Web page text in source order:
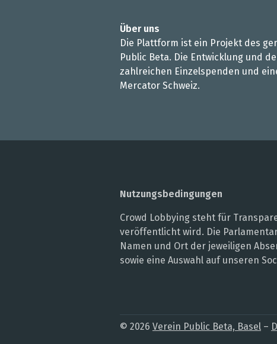
Über uns
Die Plattform ist ein Projekt des
Public Beta. Die Entwicklung und
zahlreichen Einzelspenden und
Mercator Schweiz.
Nutzungsbedingungen
Crowd Lobbying steht für
veröffentlicht wird. Die
Namen und Ort der jeweiligen
sowie eine Auswahl auf unseren
© 2026 Verein Public Beta, Basel –